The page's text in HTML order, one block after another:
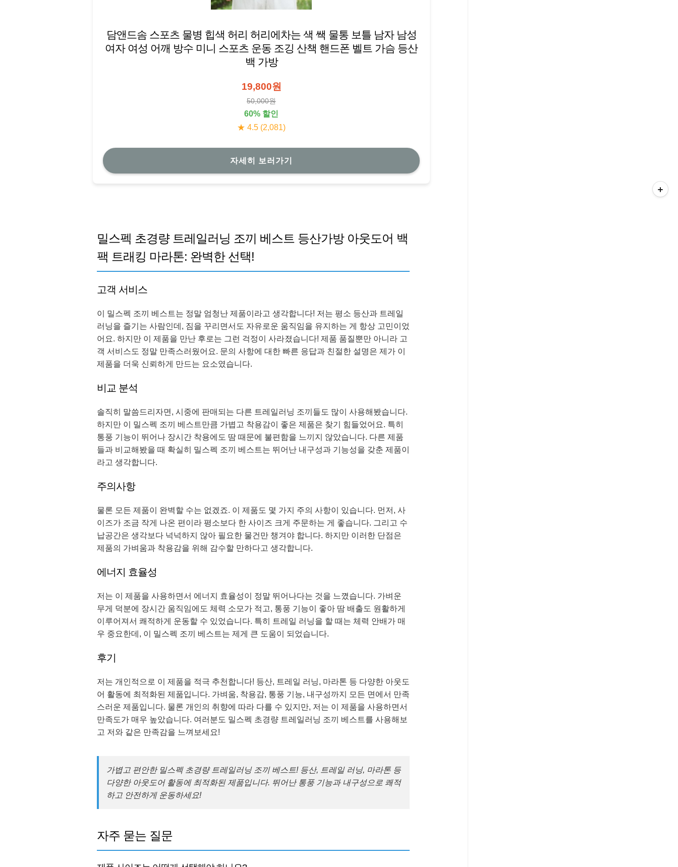
담앤드솜 스포츠 물병 힙색 허리 허리에차는 색 쌕 물통 보틀 남자 남성
여자 여성 어깨 방수 미니 스포츠 운동 조깅 산책 핸드폰 벨트 가슴 등산
백 가방
19,800원
50,000원
60% 할인
★ 4.5 (2,081)
자세히 보러가기
밀스펙 초경량 트레일러닝 조끼 베스트 등산가방 아웃도어 백
팩 트래킹 마라톤: 완벽한 선택!
고객 서비스
이 밀스펙 조끼 베스트는 정말 엄청난 제품이라고 생각합니다! 저는 평소 등산과 트레일
러닝을 즐기는 사람인데, 짐을 꾸리면서도 자유로운 움직임을 유지하는 게 항상 고민이었
어요. 하지만 이 제품을 만난 후로는 그런 걱정이 사라졌습니다! 제품 품질뿐만 아니라 고
객 서비스도 정말 만족스러웠어요. 문의 사항에 대한 빠른 응답과 친절한 설명은 제가 이
제품을 더욱 신뢰하게 만드는 요소였습니다.
비교 분석
솔직히 말씀드리자면, 시중에 판매되는 다른 트레일러닝 조끼들도 많이 사용해봤습니다.
하지만 이 밀스펙 조끼 베스트만큼 가볍고 착용감이 좋은 제품은 찾기 힘들었어요. 특히
통풍 기능이 뛰어나 장시간 착용에도 땀 때문에 불편함을 느끼지 않았습니다. 다른 제품
들과 비교해봤을 때 확실히 밀스펙 조끼 베스트는 뛰어난 내구성과 기능성을 갖춘 제품이
라고 생각합니다.
주의사항
물론 모든 제품이 완벽할 수는 없겠죠. 이 제품도 몇 가지 주의 사항이 있습니다. 먼저, 사
이즈가 조금 작게 나온 편이라 평소보다 한 사이즈 크게 주문하는 게 좋습니다. 그리고 수
납공간은 생각보다 넉넉하지 않아 필요한 물건만 챙겨야 합니다. 하지만 이러한 단점은
제품의 가벼움과 착용감을 위해 감수할 만하다고 생각합니다.
에너지 효율성
저는 이 제품을 사용하면서 에너지 효율성이 정말 뛰어나다는 것을 느꼈습니다. 가벼운
무게 덕분에 장시간 움직임에도 체력 소모가 적고, 통풍 기능이 좋아 땀 배출도 원활하게
이루어져서 쾌적하게 운동할 수 있었습니다. 특히 트레일 러닝을 할 때는 체력 안배가 매
우 중요한데, 이 밀스펙 조끼 베스트는 제게 큰 도움이 되었습니다.
후기
저는 개인적으로 이 제품을 적극 추천합니다! 등산, 트레일 러닝, 마라톤 등 다양한 아웃도
어 활동에 최적화된 제품입니다. 가벼움, 착용감, 통풍 기능, 내구성까지 모든 면에서 만족
스러운 제품입니다. 물론 개인의 취향에 따라 다를 수 있지만, 저는 이 제품을 사용하면서
만족도가 매우 높았습니다. 여러분도 밀스펙 초경량 트레일러닝 조끼 베스트를 사용해보
고 저와 같은 만족감을 느껴보세요!
가볍고 편안한 밀스펙 초경량 트레일러닝 조끼 베스트! 등산, 트레일 러닝, 마라톤 등
다양한 아웃도어 활동에 최적화된 제품입니다. 뛰어난 통풍 기능과 내구성으로 쾌적
하고 안전하게 운동하세요!
자주 묻는 질문